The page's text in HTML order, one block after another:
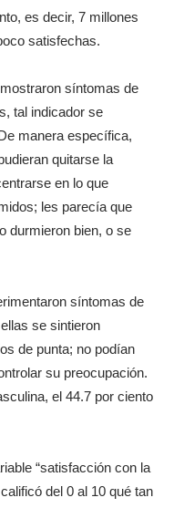
es decir, 7 millones
satisfechas.
síntomas de
tal indicador se
manera específica,
quitarse la
en lo que
les parecía que
durmieron bien, o se
síntomas de
se sintieron
de punta; no podían
su preocupación.
el 44.7 por ciento
“satisfacción con la
del 0 al 10 qué tan